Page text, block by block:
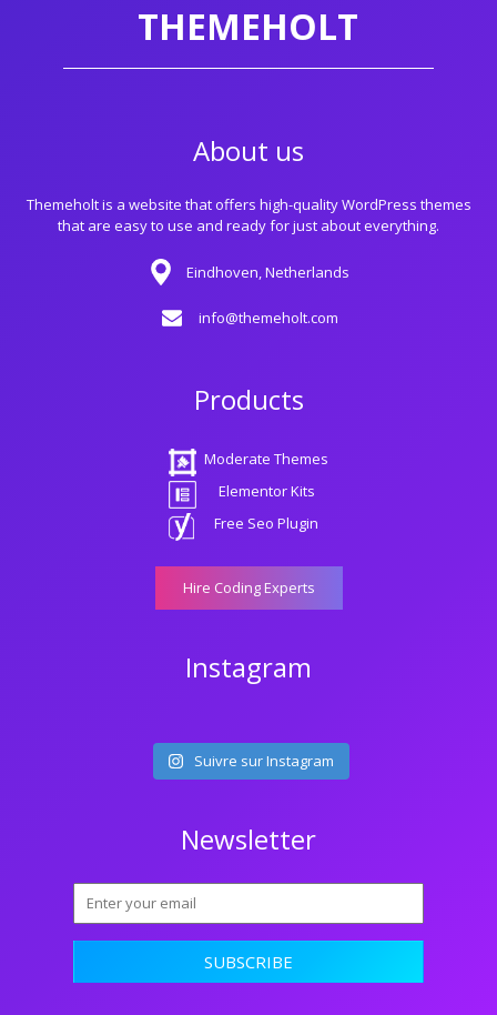
THEMEHOLT
About us
Themeholt is a website that offers high-quality WordPress themes
that are easy to use and ready for just about everything.
Eindhoven, Netherlands
info@themeholt.com
Products
Moderate Themes
Elementor Kits
Free Seo Plugin
Hire Coding Experts
Instagram
Suivre sur Instagram
Newsletter